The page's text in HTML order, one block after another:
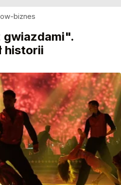
biznes
gwiazdami".
historii